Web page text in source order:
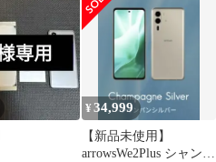
¥34,999
【新品未使用】
arrowsWe2Plus シャンパ